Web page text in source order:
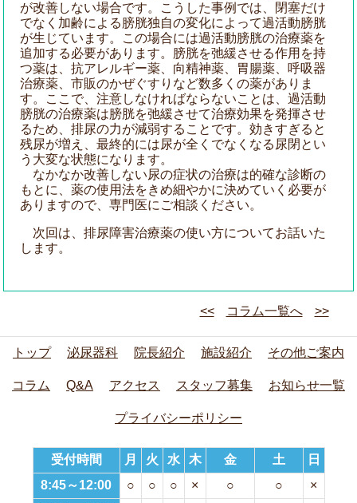
が改善しない場合です。こうした事例では、閉塞だけ
でなく加齢による膀胱独自の変化によって過活動膀胱
が生じています。この場合には過活動膀胱の治療薬を
追加する必要があります。膀胱を弛緩させる作用を持
つ薬は、抗アレルギー薬、向精神薬、胃腸薬、呼吸器
治療薬、市販のかぜぐすりなど数多くの薬がありま
す。ここで、注意しなければならないことは、過活動
膀胱の治療薬は膀胱を弛緩させて治療効果を発揮させ
るため、排尿の力が減弱することです。効きすぎると
残尿が増え、最終的には尿が全くでなくなる尿閉とい
う大変な状態になります。
なかなか改善しない尿の症状の治療は的確な診断の
もとに、薬の使用法をきめ細やかに決めていく必要が
ありますので、専門医にご相談ください。
次回は、排尿障害治療薬の使い方についてお話いた
します。
<< コラム一覧へ >>
トップ 泌尿器科 院長紹介 施設紹介 その他ご案内
コラム Q&A アクセス スタッフ募集 お知らせ一覧
プライバシーポリシー
受付時間 月 火 水 木 金 土
日
8:45～12:00
○ ○ ○ × ○ ○
×